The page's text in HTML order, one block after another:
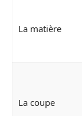
La matière
La coupe